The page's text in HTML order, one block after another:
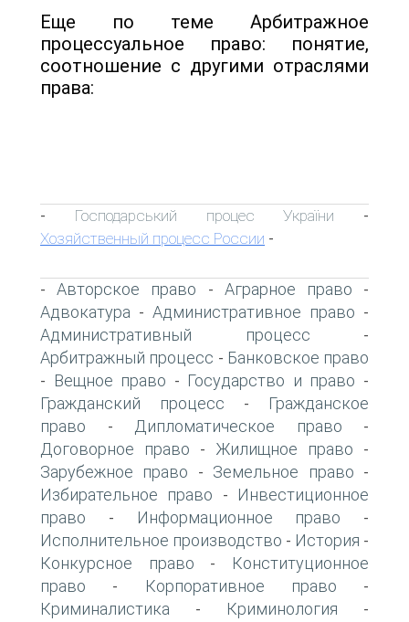
Еще по теме Арбитражное
процессуальное право: понятие,
соотношение с другими отраслями
права:
- Господарський процес України -
Хозяйственный процесс России -
-Авторское право - Аграрное право -
Адвокатура - Административное право -
Административный процесс -
Арбитражный процесс - Банковское право
- Вещное право - Государство и право -
Гражданский процесс -
Гражданское
право - Дипломатическое право -
Договорное право - Жилищное право -
Зарубежное право - Земельное право -
Избирательное право -
Инвестиционное
право - Информационное право -
Исполнительное производство - История -
Конкурсное право -
Конституционное
право - Корпоративное право -
Криминалистика - Криминология -